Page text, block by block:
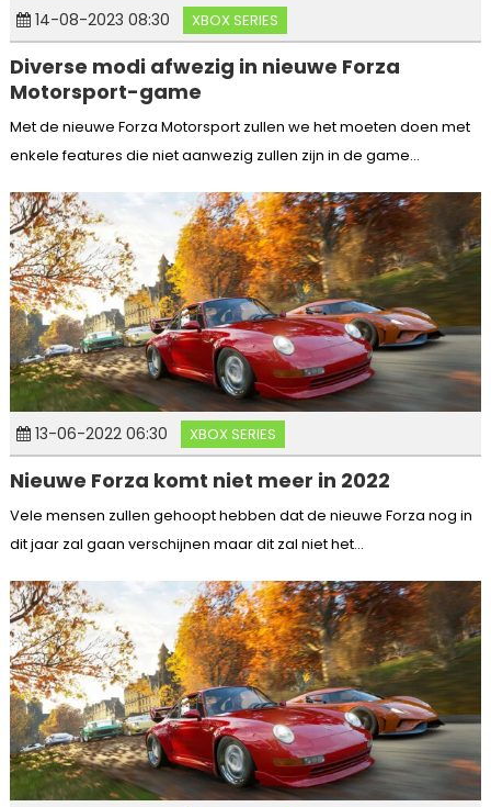
14-08-2023 08:30 XBOX SERIES
Diverse modi afwezig in nieuwe Forza
Motorsport-game
Met de nieuwe Forza Motorsport zullen we het moeten doen met
enkele features die niet aanwezig zullen zijn in de game...
13-06-2022 06:30 XBOX SERIES
Nieuwe Forza komt niet meer in 2022
Vele mensen zullen gehoopt hebben dat de nieuwe Forza nog in
dit jaar zal gaan verschijnen maar dit zal niet het...